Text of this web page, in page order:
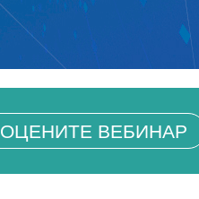
ОЦЕНИТЕ ВЕБИНАР